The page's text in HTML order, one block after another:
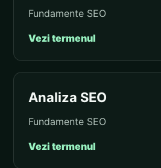
Fundamente SEO
Vezi termenul
Analiza SEO
Fundamente SEO
Vezi termenul